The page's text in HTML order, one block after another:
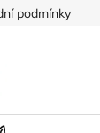
podmínky